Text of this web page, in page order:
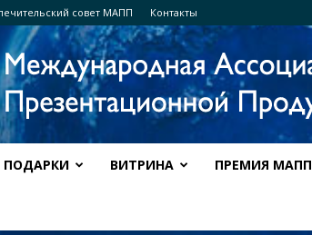
совет МАПП Контакты
ПОДАРКИ ВИТРИНА ПРЕМИЯ МАПП